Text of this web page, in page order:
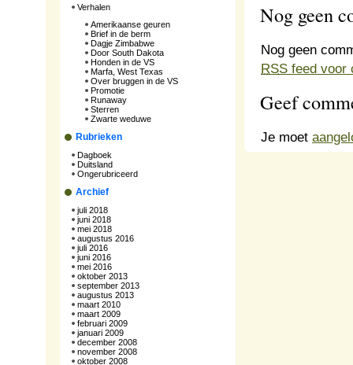
Verhalen
Amerikaanse geuren
Brief in de berm
Dagje Zimbabwe
Door South Dakota
Honden in de VS
Marfa, West Texas
Over bruggen in de VS
Promotie
Runaway
Sterren
Zwarte weduwe
Rubrieken
Dagboek
Duitsland
Ongerubriceerd
Archief
juli 2018
juni 2018
mei 2018
augustus 2016
juli 2016
juni 2016
mei 2016
oktober 2013
september 2013
augustus 2013
maart 2010
maart 2009
februari 2009
januari 2009
december 2008
november 2008
oktober 2008
Nog geen
Nog geen
RSS feed voor
Geef
Je moet